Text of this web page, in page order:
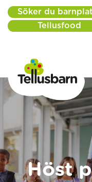
Söker du
Tellusfood
Höst